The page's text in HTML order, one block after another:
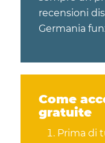
recensioni
Germania
Come
gratuite
Prima di